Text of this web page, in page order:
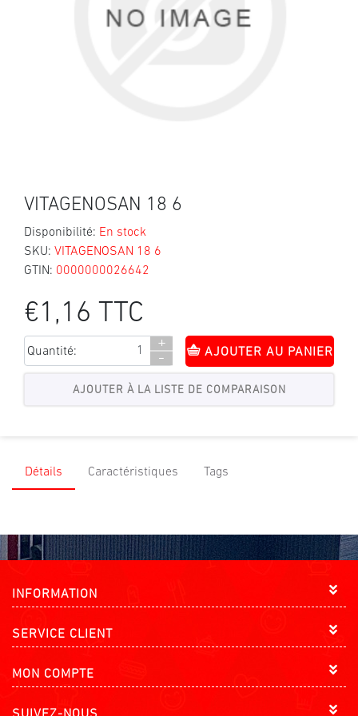
VITAGENOSAN 18 6
Disponibilité: En stock
SKU: VITAGENOSAN 18 6
GTIN: 0000000026642
€1,16 TTC
Quantité:
+
-
AJOUTER AU PANIER
Détails Caractéristiques Tags
INFORMATION
SERVICE CLIENT
MON COMPTE